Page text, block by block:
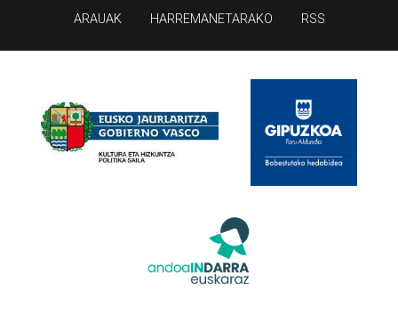
ARAUAK HARREMANETARAKO RSS